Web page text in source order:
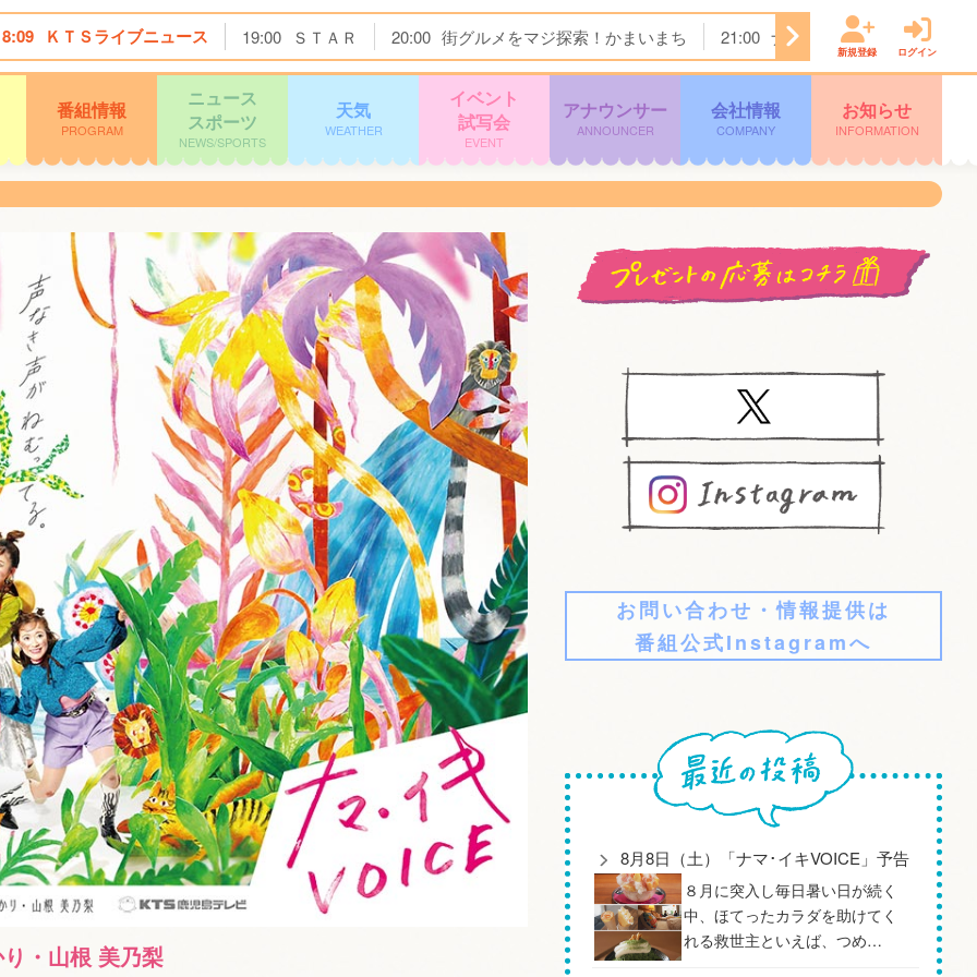
ＫＴＳライブニュース 19:00 ＳＴＡＲ 20:00 街グルメをマジ探索！かまいまち 21:00 ナゾトレＭＡＸＸＸ
新規登録 ログイン
番組情報
PROGRAM
ニュース
スポーツ
NEWS/SPORTS
天気
WEATHER
イベント
試写会
EVENT
アナウンサー
ANNOUNCER
会社情報
COMPANY
お知らせ
INFORMATION
・山根 美乃梨
お問い合わせ・情報提供は
番組公式Instagramへ
8月8日（土）「ナマ･イキVOICE」予告
８月に突入し毎日暑い日が続く
中、ほてったカラダを助けてく
れる救世主といえば、つめ…